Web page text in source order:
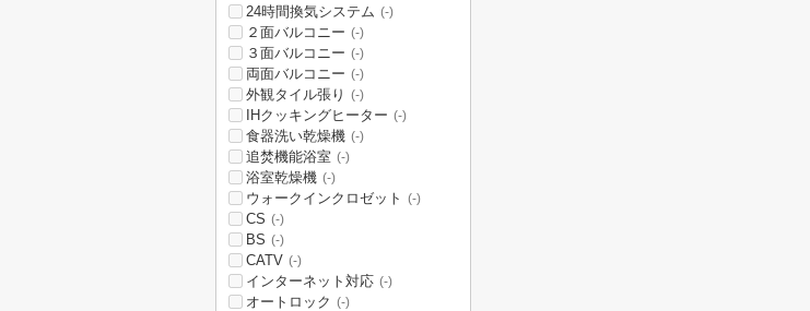
24時間換気システム (-)
２面バルコニー (-)
３面バルコニー (-)
両面バルコニー (-)
外観タイル張り (-)
IHクッキングヒーター (-)
食器洗い乾燥機 (-)
追焚機能浴室 (-)
浴室乾燥機 (-)
ウォークインクロゼット (-)
CS (-)
BS (-)
CATV (-)
インターネット対応 (-)
オートロック (-)